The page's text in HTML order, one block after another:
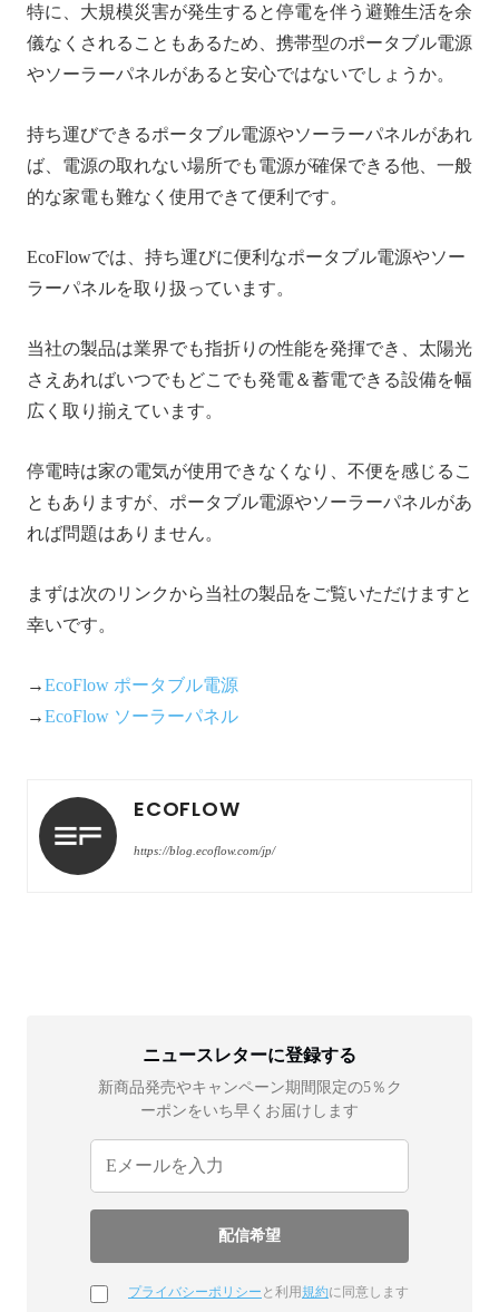
特に、大規模災害が発生すると停電を伴う避難生活を余
儀なくされることもあるため、携帯型のポータブル電源
やソーラーパネルがあると安心ではないでしょうか。
持ち運びできるポータブル電源やソーラーパネルがあれ
ば、電源の取れない場所でも電源が確保できる他、一般
的な家電も難なく使用できて便利です。
EcoFlowでは、持ち運びに便利なポータブル電源やソー
ラーパネルを取り扱っています。
当社の製品は業界でも指折りの性能を発揮でき、太陽光
さえあればいつでもどこでも発電＆蓄電できる設備を幅
広く取り揃えています。
停電時は家の電気が使用できなくなり、不便を感じるこ
ともありますが、ポータブル電源やソーラーパネルがあ
れば問題はありません。
まずは次のリンクから当社の製品をご覧いただけますと
幸いです。
→EcoFlow ポータブル電源
→EcoFlow ソーラーパネル
ECOFLOW
https://blog.ecoflow.com/jp/
ニュースレターに登録する
新商品発売やキャンペーン期間限定の5％ク
ーポンをいち早くお届けします
プライバシーポリシー と利用規約に同意します